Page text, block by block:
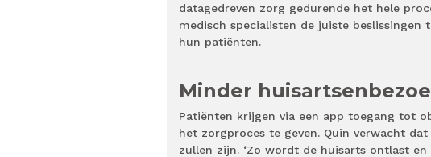
datagedreven zorg gedurende het hele
medisch specialisten de juiste
hun patiënten.
Minder
Patiënten krijgen via een app toegang tot
het zorgproces te geven. Quin verwacht
zullen zijn. ‘Zo wordt de huisarts ontlast